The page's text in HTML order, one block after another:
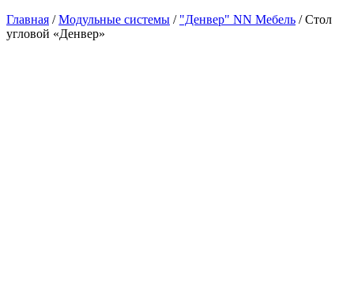
Главная /Модульные системы / "Денвер" NN Мебель /Стол
угловой «Денвер»